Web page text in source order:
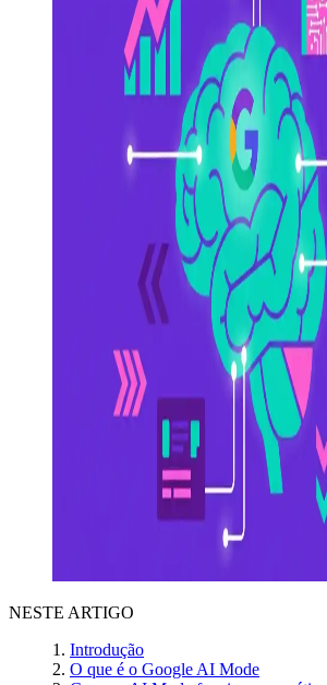
NESTE ARTIGO
Introdução
O que é o Google AI Mode